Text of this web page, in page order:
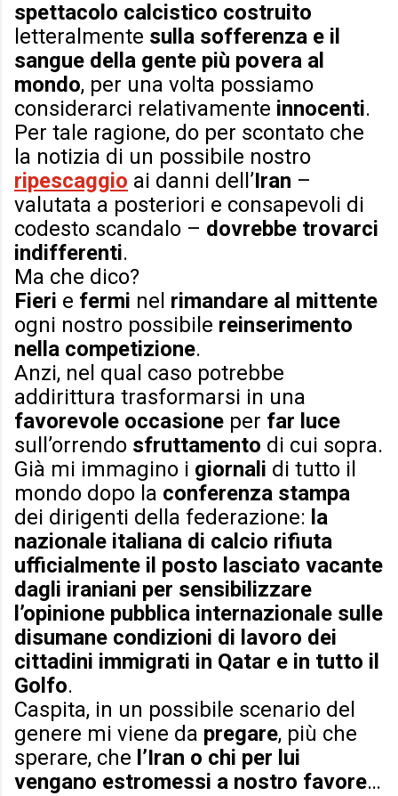
spettacolo calcistico costruito
letteralmente sulla sofferenza e il
sangue della gente più povera al
mondo, per una volta possiamo
considerarci relativamente innocenti.
Per tale ragione, do per scontato che
la notizia di un possibile nostro
ripescaggio ai danni dell’Iran –
valutata a posteriori e consapevoli di
codesto scandalo – dovrebbe trovarci
indifferenti.
Ma che dico?
Fieri e fermi nel rimandare al mittente
ogni nostro possibile reinserimento
nella competizione.
Anzi, nel qual caso potrebbe
addirittura trasformarsi in una
favorevole occasione per far luce
sull’orrendo sfruttamento di cui sopra.
Già mi immagino i giornali di tutto il
mondo dopo la conferenza stampa
dei dirigenti della federazione: la
nazionale italiana di calcio rifiuta
ufficialmente il posto lasciato vacante
dagli iraniani per sensibilizzare
l’opinione pubblica internazionale sulle
disumane condizioni di lavoro dei
cittadini immigrati in Qatar e in tutto il
Golfo.
Caspita, in un possibile scenario del
genere mi viene da pregare, più che
sperare, che l’Iran o chi per lui
vengano estromessi a nostro favore…